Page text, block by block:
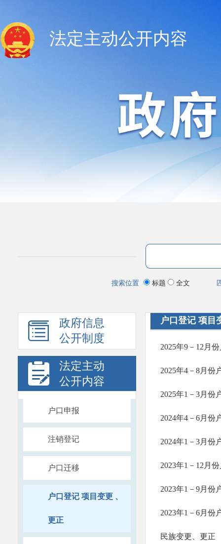
法定主动公开内容
搜索位置 标题 全文
政府信息
公开制度
法定主动
公开内容
户口申报
注销登记
户口迁移
户口登记 项目变更 、
更正
户口登记 项目
2025年9－12月
2025年4－8月份
2025年1－3月份
2024年4－6月份
2024年1－3月份
2023年1－12月
2023年1－9月份
2023年1－6月份
民族变更、更正